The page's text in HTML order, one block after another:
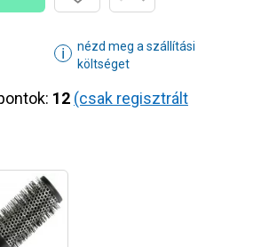
ℹ
nézd meg a szállítási
költséget
12 (csak regisztrált